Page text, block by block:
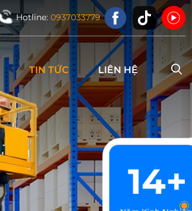
Hotline: 0937033779
TIN TỨC LIÊN HỆ